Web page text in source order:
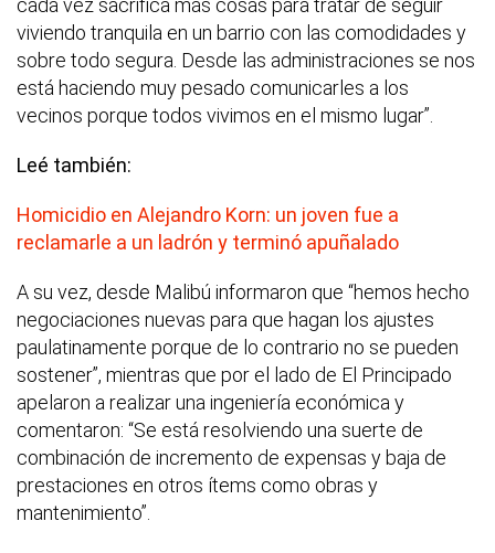
viviendo tranquila en un barrio con las comodidades y
sobre todo segura. Desde las administraciones se nos
está haciendo muy pesado comunicarles a los
vecinos porque todos vivimos en el mismo lugar”.
Leé también:
Homicidio en Alejandro Korn: un joven fue a
reclamarle a un ladrón y terminó apuñalado
A su vez, desde Malibú informaron que “hemos hecho
negociaciones nuevas para que hagan los ajustes
paulatinamente porque de lo contrario no se pueden
sostener”, mientras que por el lado de El Principado
apelaron a realizar una ingeniería económica y
comentaron: “Se está resolviendo una suerte de
combinación de incremento de expensas y baja de
prestaciones en otros ítems como obras y
mantenimiento”.